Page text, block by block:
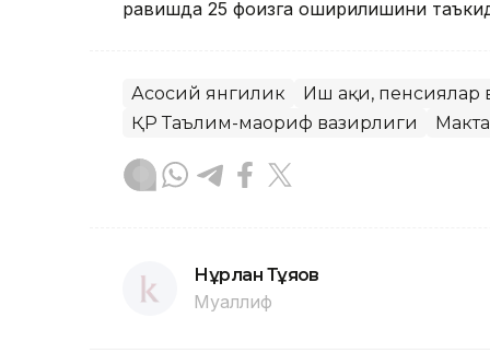
равишда 25 фоизга оширилишини
Асосий янгилик
Иш ҳақи,
ҚР Таълим-маориф вазирлиги
Нұрлан Тұяқов
Муаллиф